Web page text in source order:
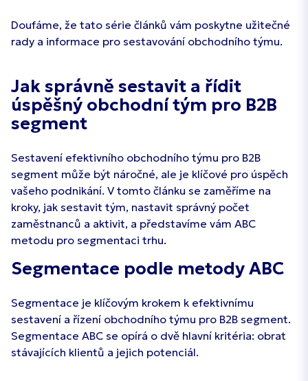
Doufáme, že tato série článků vám poskytne užitečné
rady a informace pro sestavování obchodního týmu.
Jak správně sestavit a řídit
úspěšný obchodní tým pro B2B
segment
Sestavení efektivního obchodního týmu pro B2B
segment může být náročné, ale je klíčové pro úspěch
vašeho podnikání. V tomto článku se zaměříme na
kroky, jak sestavit tým, nastavit správný počet
zaměstnanců a aktivit, a představíme vám ABC
metodu pro segmentaci trhu.
Segmentace podle metody ABC
Segmentace je klíčovým krokem k efektivnímu
sestavení a řízení obchodního týmu pro B2B segment.
Segmentace ABC se opírá o dvě hlavní kritéria: obrat
stávajících klientů a jejich potenciál.